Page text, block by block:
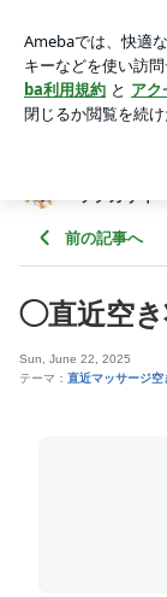
ップカサイ・タ
アプリをダウン
ょう。
ップカサイ
前の記事へ
◯直近空
Sun, June 22, 2025
テーマ： 直近マッサージ空